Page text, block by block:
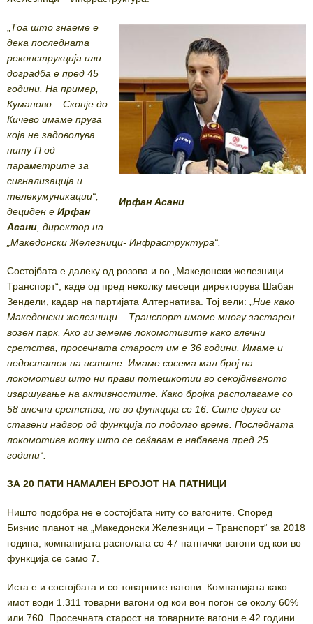
Ирфан Асани
„Тоа што знаеме е
дека последната
реконструкција или
доградба е пред 45
години. На пример,
Куманово – Скопје до
Кичево имаме пруга
која не задоволува
ниту П од
параметрите за
сигнализација и
телекумуникации“,
дециден е Ирфан
Асани, директор на
„Македонски Железници- Инфраструктура“.
Состојбата е далеку од розова и во „Македонски железници –
Транспорт“, каде од пред неколку месеци директорува Шабан
Зендели, кадар на партијата Алтернатива. Тој вели: „Ние како
Македонски железници – Транспорт имаме многу застарен
возен парк. Ако ги земеме локомотивите како влечни
сретства, просечната старост им е 36 години. Имаме и
недостаток на истите. Имаме сосема мал број на
локомотиви што ни прави потешкотии во секојдневното
извршување на активностите. Како бројка располагаме со
58 влечни сретства, но во функција се 16. Сите други се
ставени надвор од функција по подолго време. Последната
локомотива колку што се сеќавам е набавена пред 25
години“.
ЗА 20 ПАТИ НАМАЛЕН БРОЈОТ НА ПАТНИЦИ
Ништо подобра не е состојбата ниту со вагоните. Според
Бизнис планот на „Македонски Железници – Транспорт“ за 2018
година, компанијата располага со 47 патнички вагони од кои во
функција се само 7.
Иста е и состојбата и со товарните вагони. Компанијата како
имот води 1.311 товарни вагони од кои вон погон се околу 60%
или 760. Просечната старост на товарните вагони е 42 години.